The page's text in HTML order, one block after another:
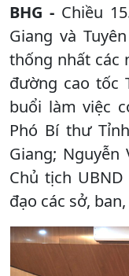
BHG - Chiều
Giang và
thống nhất các
đường cao tốc
buổi làm việc
Phó Bí thư
Giang; Nguyễn
Chủ tịch
đạo các sở,